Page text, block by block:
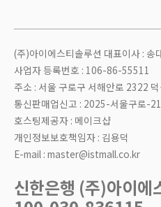
(주)아이에스티솔루션 대표이사 : 송
사업자 등록번호 : 106-86-55511
주소 : 서울 구로구 서해안로 2322
통신판매업신고 : 2025-서울구로-
호스팅제공자 : 메이크샵
개인정보보호책임자 : 김용덕
E-mail : master@istmall.co.kr
신한은행 (주)아이에